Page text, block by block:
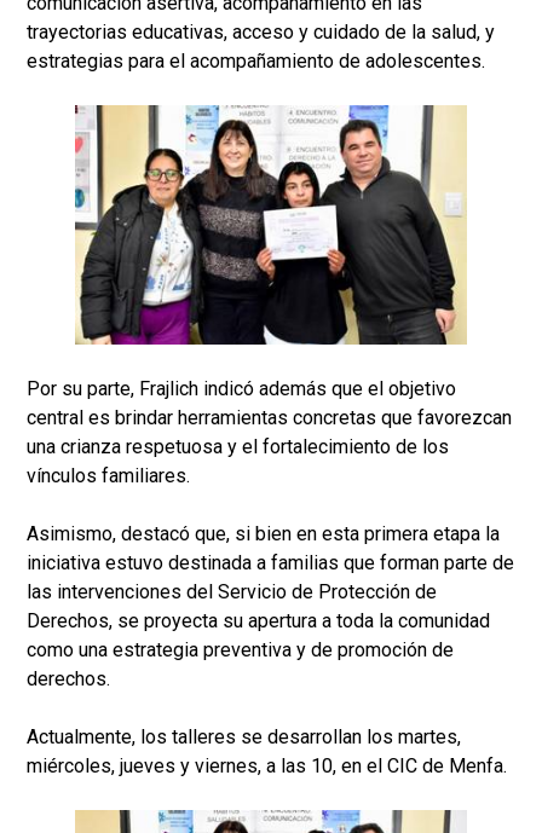
trayectorias educativas, acceso y cuidado de la salud, y
estrategias para el acompañamiento de adolescentes.
Por su parte, Frajlich indicó además que el objetivo
central es brindar herramientas concretas que favorezcan
una crianza respetuosa y el fortalecimiento de los
vínculos familiares.
Asimismo, destacó que, si bien en esta primera etapa la
iniciativa estuvo destinada a familias que forman parte de
las intervenciones del Servicio de Protección de
Derechos, se proyecta su apertura a toda la comunidad
como una estrategia preventiva y de promoción de
derechos.
Actualmente, los talleres se desarrollan los martes,
miércoles, jueves y viernes, a las 10, en el CIC de Menfa.